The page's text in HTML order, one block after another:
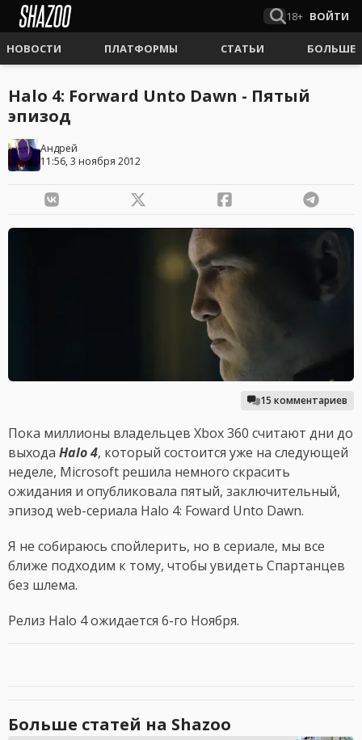
18+ ВОЙТИ
НОВОСТИ ПЛАТФОРМЫ СТАТЬИ БОЛЬШЕ
Halo 4: Forward Unto Dawn - Пятый
эпизод
Андрей
11:56, 3 ноября 2012
15 комментариев
Пока миллионы владельцев Xbox 360 считают дни до
выхода Halo 4, который состоится уже на следующей
неделе, Microsoft решила немного скрасить
ожидания и опубликовала пятый, заключительный,
эпизод web-сериала Halo 4: Foward Unto Dawn.
Я не собираюсь спойлерить, но в сериале, мы все
ближе подходим к тому, чтобы увидеть Спартанцев
без шлема.
Релиз Halo 4 ожидается 6-го Ноября.
Больше статей на Shazoo